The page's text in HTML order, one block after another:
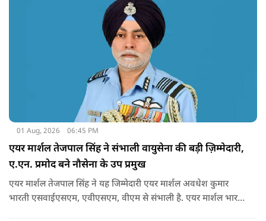
01 Aug, 2026 06:45 PM
एयर मार्शल तेजपाल सिंह ने संभाली वायुसेना की बड़ी ज़िम्मेदारी,
ए.एन. प्रमोद बने नौसेना के उप प्रमुख
एयर मार्शल तेजपाल सिंह ने यह जिम्मेदारी एयर मार्शल अवधेश कुमार
भारती एसवाईएसएम, एवीएसएम, वीएम से संभाली है. एयर मार्शल भारती